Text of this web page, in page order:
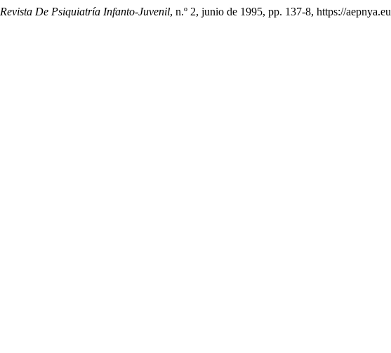
Revista De Psiquiatría Infanto-Juvenil, n.º 2, junio de 1995, pp. 137-8, https://